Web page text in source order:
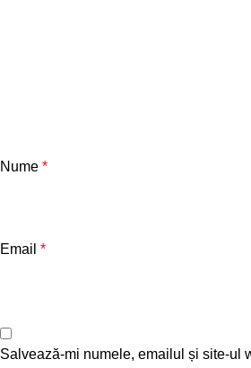
Nume *
Email *
Salvează-mi numele, emailul și site-ul